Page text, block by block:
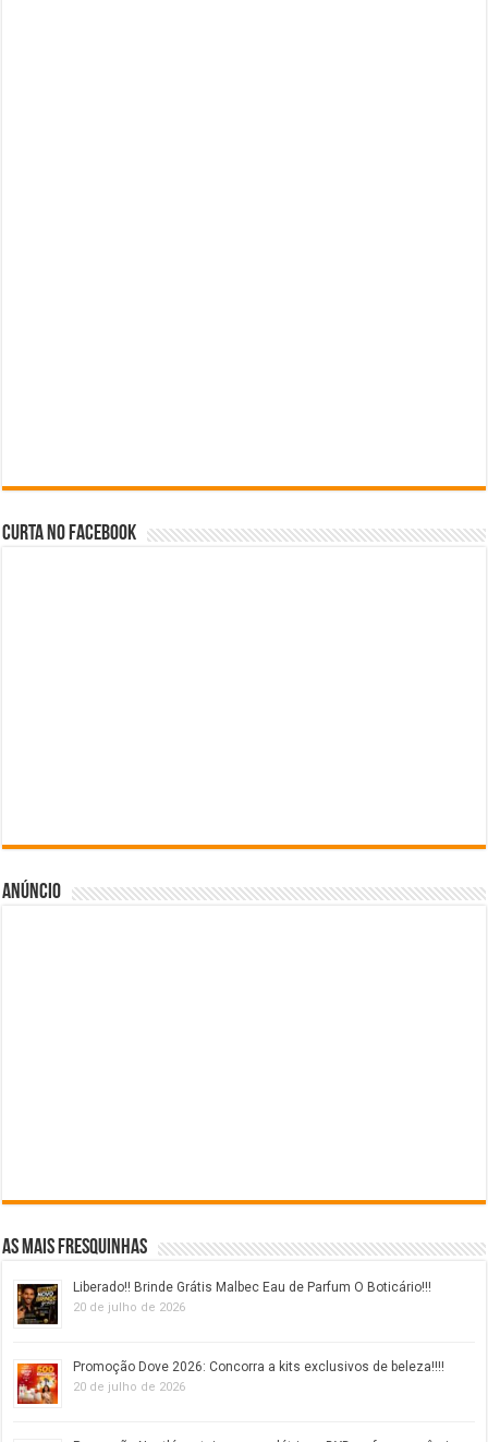
Curta no facebook
Anúncio
As mais fresquinhas
Liberado!! Brinde Grátis Malbec Eau de Parfum O Boticário!!!
20 de julho de 2026
Promoção Dove 2026: Concorra a kits exclusivos de beleza!!!!
20 de julho de 2026